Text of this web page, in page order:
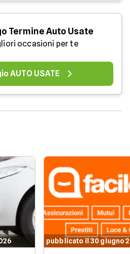
Termine Auto Usate
occasioni per te
AUTO USATE
pubblicato il 30 giugno